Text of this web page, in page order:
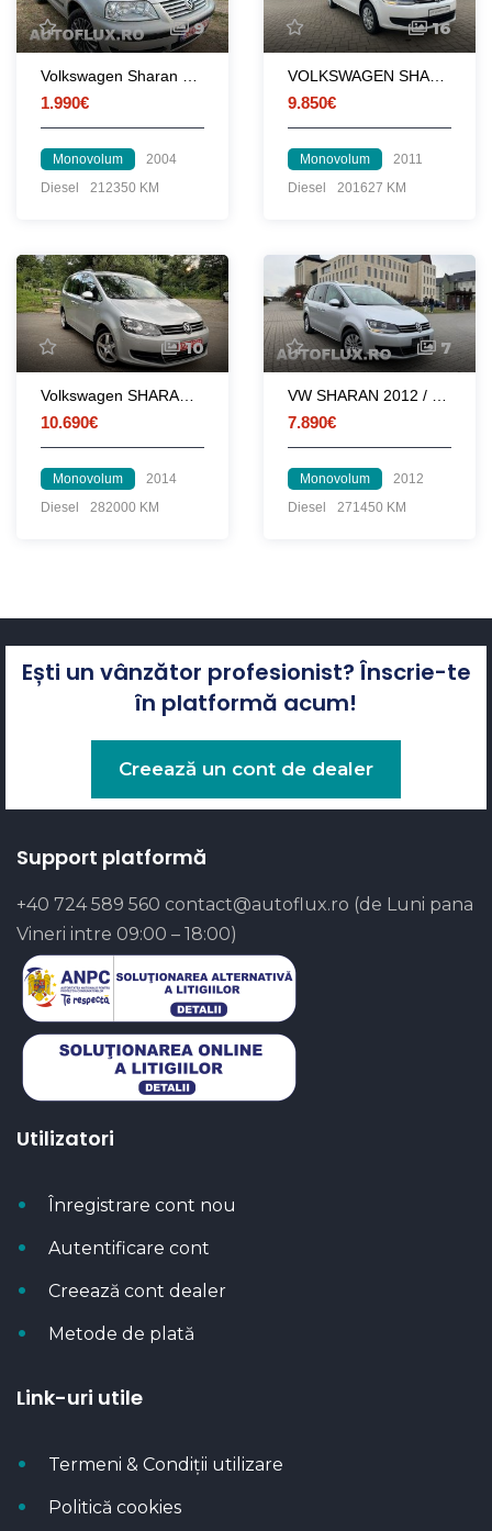
9
1.990€
Monovolum
2004
Diesel
212350 KM
16
9.850€
Monovolum
2011
Diesel
201627 KM
10
10.690€
Monovolum
2014
Diesel
282000 KM
7
7.890€
Monovolum
2012
Diesel
271450 KM
Ești un vânzător profesionist? Înscrie-te
în platformă acum!
Creează un cont de dealer
Support platformă
+40 724 589 560 contact@autoflux.ro (de Luni pana
Vineri intre 09:00 – 18:00)
Utilizatori
Înregistrare cont nou
Autentificare cont
Creează cont dealer
Metode de plată
Link-uri utile
Termeni & Condiții utilizare
Politică cookies